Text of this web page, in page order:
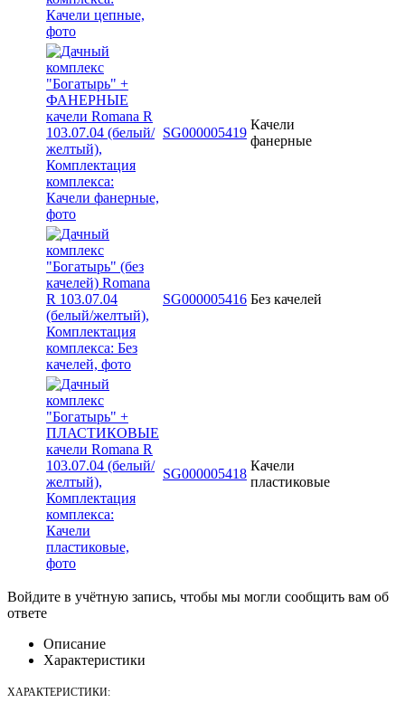
SG000005419
Качели
фанерные
SG000005416 Без качелей
SG000005418
Качели
пластиковые
Войдите в учётную запись, чтобы мы могли сообщить вам об
ответе
Описание
Характеристики
ХАРАКТЕРИСТИКИ: